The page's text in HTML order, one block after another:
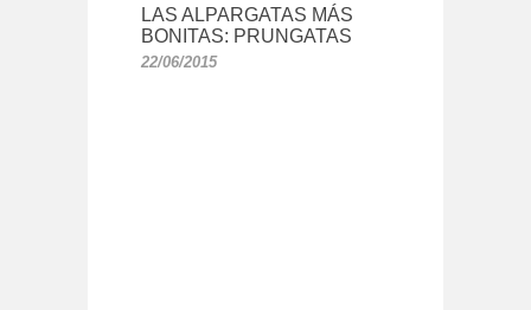
LAS ALPARGATAS MÁS
BONITAS: PRUNGATAS
22/06/2015